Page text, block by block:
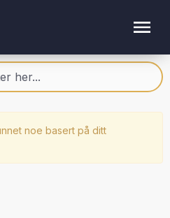
noe basert på ditt